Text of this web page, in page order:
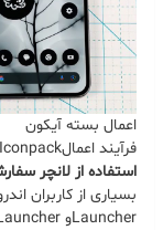
اعمال بسته آیکون
فرآیند اعمالIconpack
استفاده از لانچر
بسیاری از کاربران
Launcherو